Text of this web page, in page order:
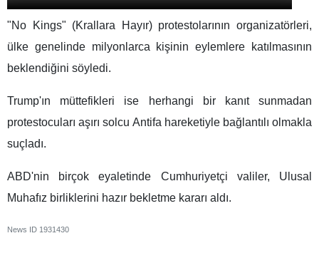
"No Kings" (Krallara Hayır) protestolarının organizatörleri,
ülke genelinde milyonlarca kişinin eylemlere katılmasının
beklendiğini söyledi.
Trump'ın müttefikleri ise herhangi bir kanıt sunmadan
protestocuları aşırı solcu Antifa hareketiyle bağlantılı olmakla
suçladı.
ABD'nin birçok eyaletinde Cumhuriyetçi valiler, Ulusal
Muhafız birliklerini hazır bekletme kararı aldı.
News ID 1931430